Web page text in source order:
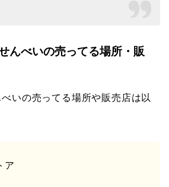
んべいの売ってる場所・販
いの売ってる場所や販売店は以
ア